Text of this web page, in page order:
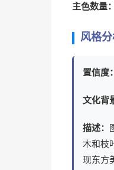
主色数量：
风格
置信度：
文化背
描述：
木和枝
现东方